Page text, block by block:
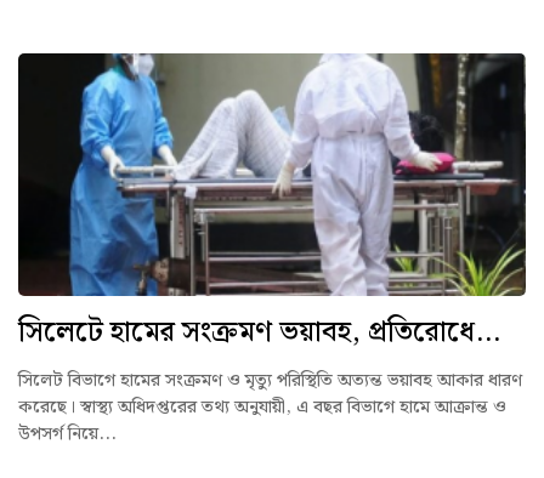
সিলেটে হামের সংক্রমণ ভয়াবহ, প্রতিরোধে...
সিলেট বিভাগে হামের সংক্রমণ ও মৃত্যু পরিস্থিতি অত্যন্ত ভয়াবহ আকার ধারণ
করেছে। স্বাস্থ্য অধিদপ্তরের তথ্য অনুযায়ী, এ বছর বিভাগে হামে আক্রান্ত ও
উপসর্গ নিয়ে...